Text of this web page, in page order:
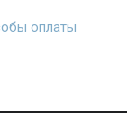
оплаты